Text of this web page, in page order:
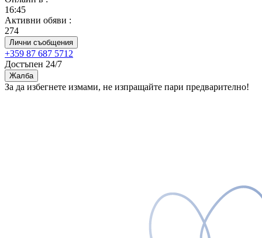
16:45
Активни обяви :
274
Лични съобщения
+359 87 687 5712
Достъпен 24/7
Жалба
За да избегнете измами, не изпращайте пари предварително!